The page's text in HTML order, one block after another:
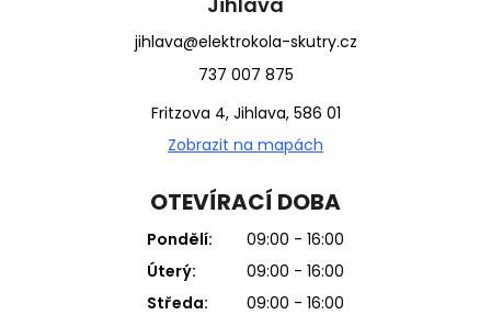
jihlava@elektrokola-skutry.cz
737 007 875
Fritzova 4, Jihlava, 586 01
Zobrazit na mapách
OTEVÍRACÍ DOBA
Pondělí:
09:00 - 16:00
Úterý:
09:00 - 16:00
Středa:
09:00 - 16:00